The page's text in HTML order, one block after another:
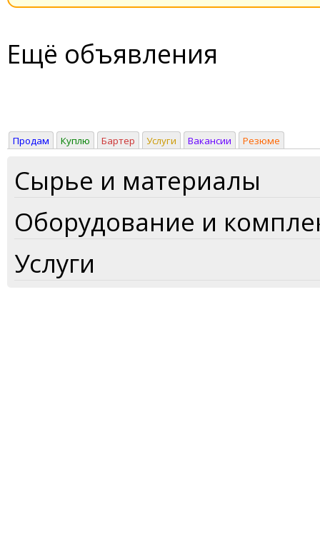
Ещё объявления
Продам Куплю Бартер Услуги Вакансии Резюме
Сырье и материалы
Оборудование и
Услуги